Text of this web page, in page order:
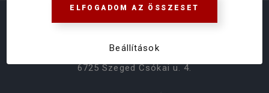
ELÉRHETŐSÉGEK
BOLT CÍME
6725 Szeged Csókai u. 4.
ELFOGADOM AZ ÖSSZESET
Beállítások